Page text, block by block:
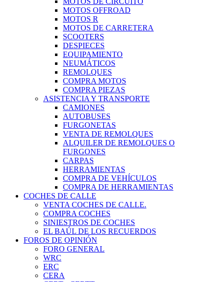
MOTOS OFFROAD
MOTOS R
MOTOS DE CARRETERA
SCOOTERS
DESPIECES
EQUIPAMIENTO
NEUMÁTICOS
REMOLQUES
COMPRA MOTOS
COMPRA PIEZAS
ASISTENCIA Y TRANSPORTE
CAMIONES
AUTOBUSES
FURGONETAS
VENTA DE REMOLQUES
ALQUILER DE REMOLQUES O
FURGONES
CARPAS
HERRAMIENTAS
COMPRA DE VEHÍCULOS
COMPRA DE HERRAMIENTAS
COCHES DE CALLE
VENTA COCHES DE CALLE.
COMPRA COCHES
SINIESTROS DE COCHES
EL BAÚL DE LOS RECUERDOS
FOROS DE OPINIÓN
FORO GENERAL
WRC
ERC
CERA